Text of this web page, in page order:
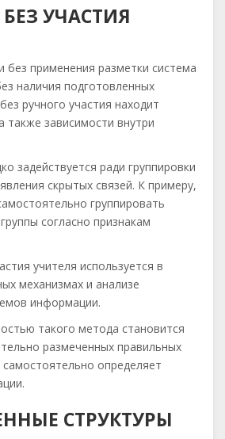
УЧАСТИЯ
без применения разметки система
наличия подготовленных
ручного участия находит
также зависимости внутри
задействуется ради группировки
скрытых связей. К примеру,
группировать
согласно признакам
учителя используется в
механизмах и анализе
информации.
такого метода становится
размеченных правильных
определяет
СТРУКТУРЫ